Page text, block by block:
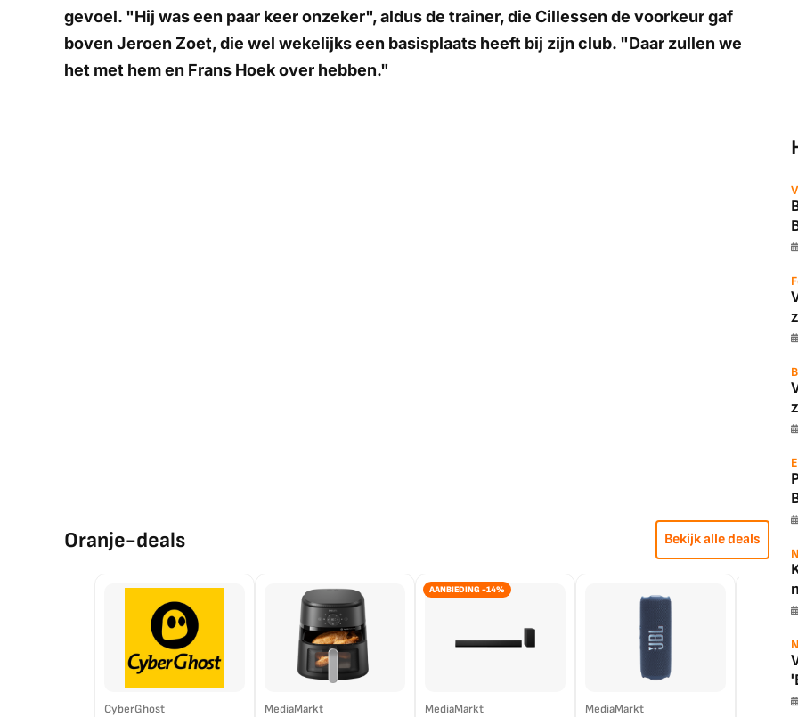
gevoel. "Hij was een paar keer onzeker", aldus de trainer, die Cillessen de voorkeur gaf
boven Jeroen Zoet, die wel wekelijks een basisplaats heeft bij zijn club. "Daar zullen we
het met hem en Frans Hoek over hebben."
Oranje-deals Bekijk alle deals
CyberGhost MediaMarkt
AANBIEDING -14%
MediaMarkt MediaMarkt